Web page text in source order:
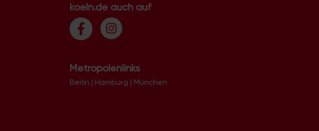
koeln.de auch auf
Metropolenlinks
Berlin | Hamburg | München